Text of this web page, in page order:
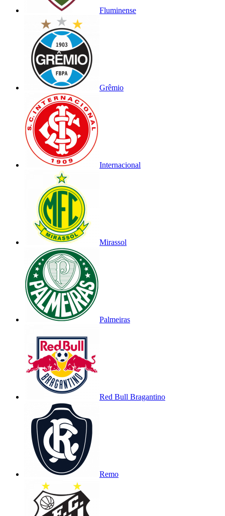
Fluminense
Grêmio
Internacional
Mirassol
Palmeiras
Red Bull Bragantino
Remo